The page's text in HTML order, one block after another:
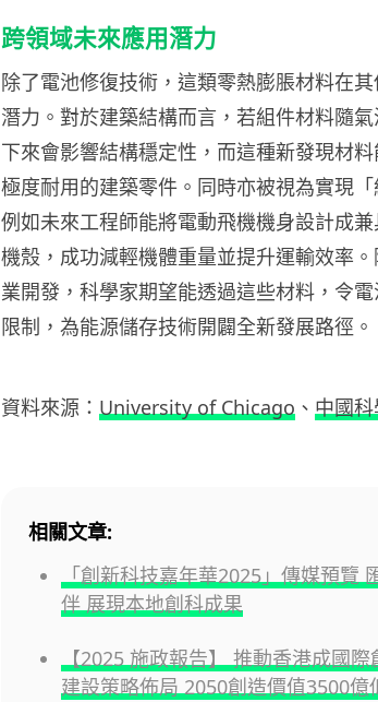
跨領域未來應用潛力
除了電池修復技術，這類零熱膨脹材料在
潛力。對於建築結構而言，若組件材料隨
下來會影響結構穩定性，而這種新發現材
極度耐用的建築零件。同時亦被視為實現「
例如未來工程師能將電動飛機機身設計成
機殼，成功減輕機體重量並提升運輸效率
業開發，科學家期望能透過這些材料，令
限制，為能源儲存技術開闢全新發展路徑。
資料來源： University of Chicago 、 中國
相關文章:
「創新科技嘉年華2025」傳媒預覽
伴 展現本地創科成果
【2025 施政報告】 推動香港成國
建設策略佈局 2050創造價值3500億